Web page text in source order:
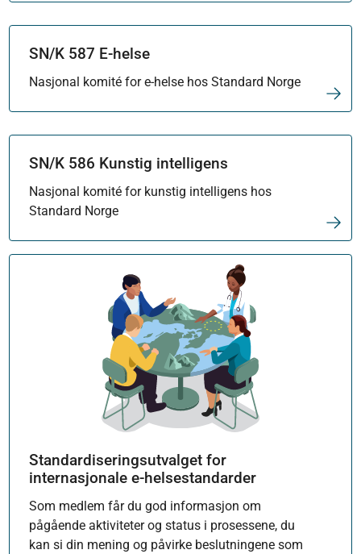
SN/K 587 E-helse
Nasjonal komité for e-helse hos Standard Norge
SN/K 586 Kunstig intelligens
Nasjonal komité for kunstig intelligens hos
Standard Norge
Standardiseringsutvalget for
internasjonale e-helsestandarder
Som medlem får du god informasjon om
pågående aktiviteter og status i prosessene, du
kan si din mening og påvirke beslutningene som